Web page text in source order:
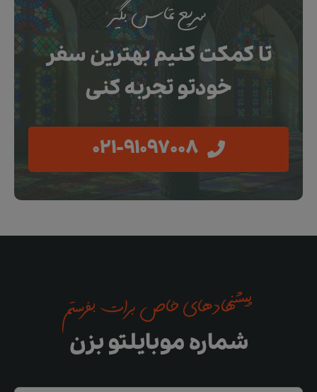
سریع تماس بگیر
تا کمکت کنیم بهترین سفر
خودتو تجربه کنی
021-91097008
پیشنهادهای خاص برات بفرستم
شماره موبایلتو بزن